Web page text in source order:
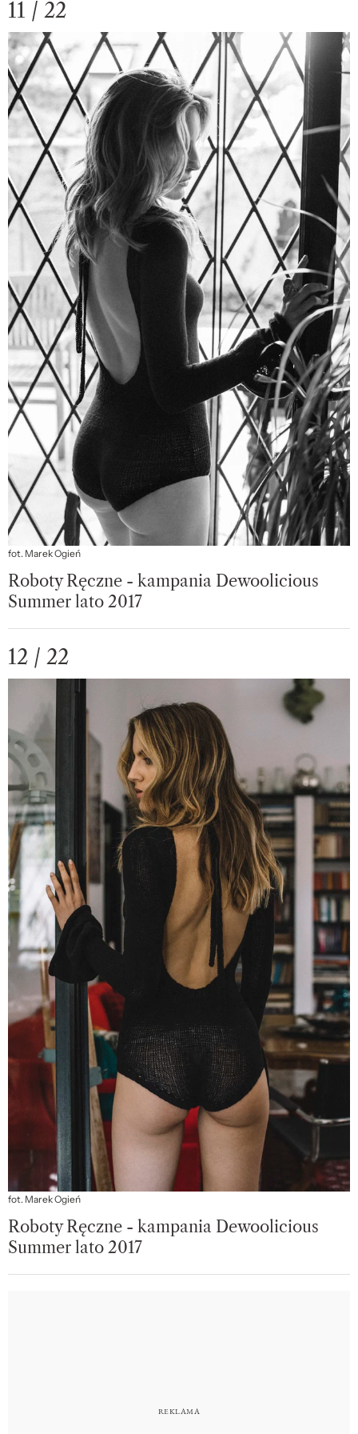
11 / 22
fot. Marek Ogień
Roboty Ręczne - kampania Dewoolicious
Summer lato 2017
12 / 22
fot. Marek Ogień
Roboty Ręczne - kampania Dewoolicious
Summer lato 2017